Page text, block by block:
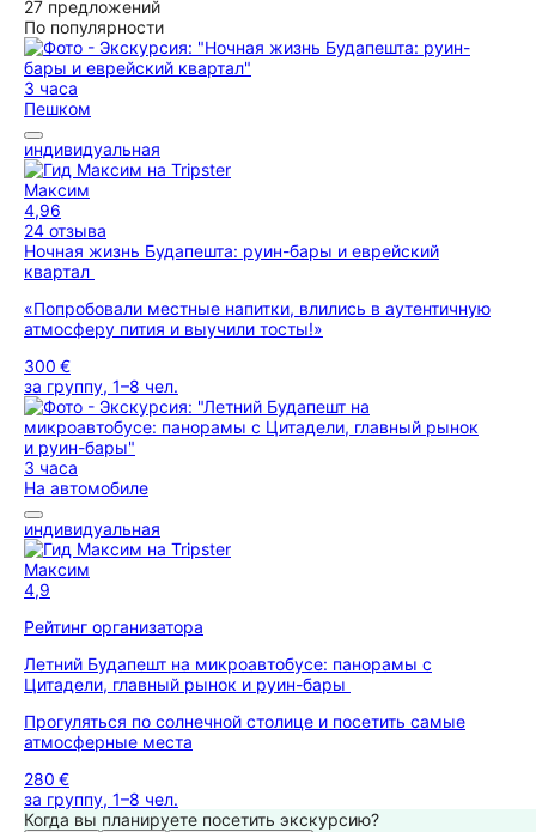
27 предложений
По популярности
3 часа
Пешком
индивидуальная
Максим
4,96
24 отзыва
Ночная жизнь Будапешта: руин-бары и еврейский
квартал
«Попробовали местные напитки, влились в аутентичную
атмосферу пития и выучили тосты!»
300 €
за группу, 1–8 чел.
3 часа
На автомобиле
индивидуальная
Максим
4,9
Рейтинг организатора
Летний Будапешт на микроавтобусе: панорамы с
Цитадели, главный рынок и руин-бары
Прогуляться по солнечной столице и посетить самые
атмосферные места
280 €
за группу, 1–8 чел.
Когда вы планируете посетить экскурсию?